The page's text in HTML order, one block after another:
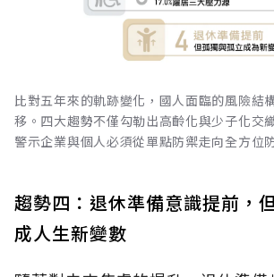
比對五年來的軌跡變化，國人面臨的風險結
移。四大趨勢不僅勾勒出高齡化與少子化交
警示企業與個人必須從單點防禦走向全方位
趨勢四：退休準備意識提前，
成人生新變數